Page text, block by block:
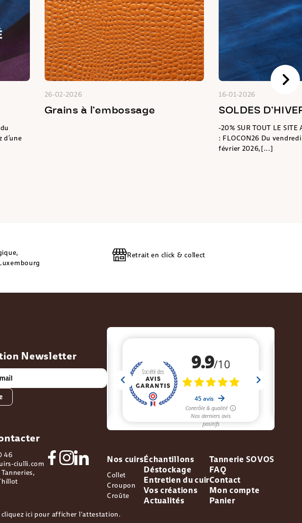
26-02-2026
Grains à l’embossage
16-01-2026
SOLDES
-20% SUR TOUT LE SITE
: FLOCON26 Du
février 2026,[...]
Retrait en click & collect
Newsletter
46
ciulli.com
Nos cuirs
Collet
Croupon
Croûte
Échantillons
Déstockage
Entretien du cuir
Vos créations
Actualités
Tannerie SOVOS
FAQ
Contact
Mon compte
Panier
cliquez ici pour afficher l'attestation.